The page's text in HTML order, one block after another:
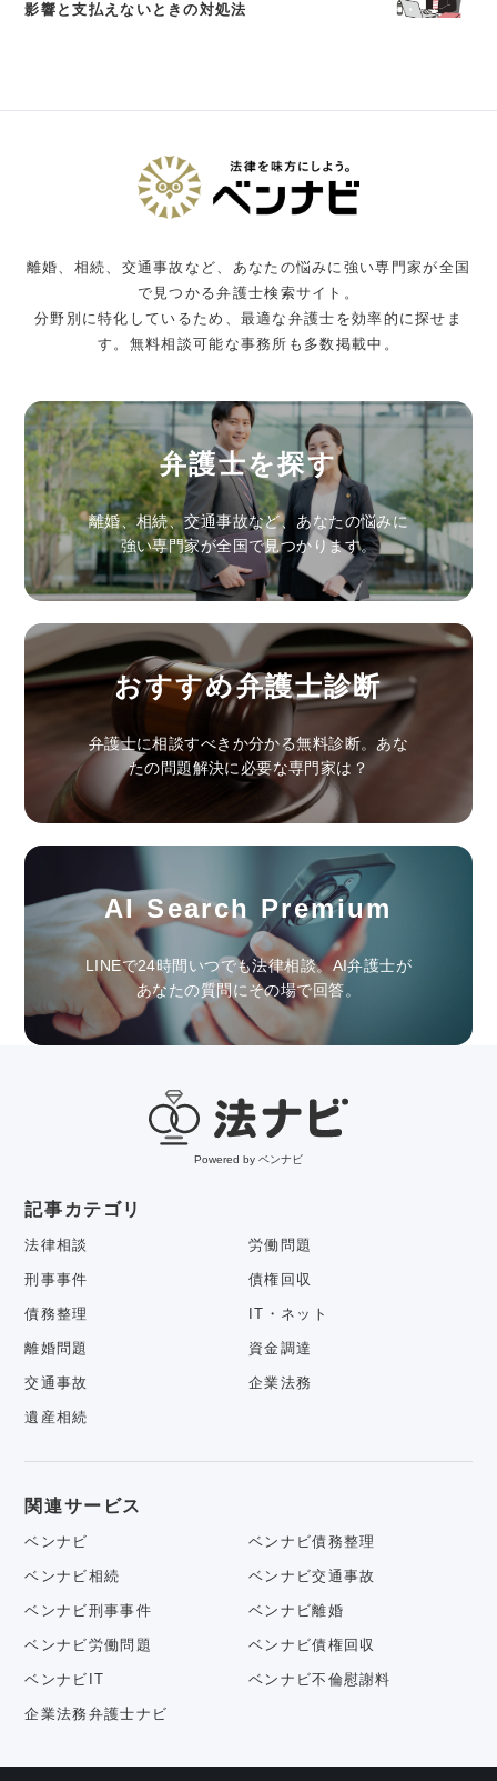
影響と支払えないときの対処法
離婚、相続、交通事故など、あなたの悩みに強い専門家が全国
で見つかる弁護士検索サイト。
分野別に特化しているため、最適な弁護士を効率的に探せま
す。無料相談可能な事務所も多数掲載中。
弁護士を探す
離婚、相続、交通事故など、あなたの悩みに
強い専門家が全国で見つかります。
おすすめ弁護士診断
弁護士に相談すべきか分かる無料診断。あな
たの問題解決に必要な専門家は？
AI Search Premium
LINEで24時間いつでも法律相談。AI弁護士が
あなたの質問にその場で回答。
Powered by ベンナビ
記事カテゴリ
法律相談 労働問題
刑事事件 債権回収
債務整理 IT・ネット
離婚問題 資金調達
交通事故 企業法務
遺産相続
関連サービス
ベンナビ ベンナビ債務整理
ベンナビ相続 ベンナビ交通事故
ベンナビ刑事事件 ベンナビ離婚
ベンナビ労働問題 ベンナビ債権回収
ベンナビIT ベンナビ不倫慰謝料
企業法務弁護士ナビ